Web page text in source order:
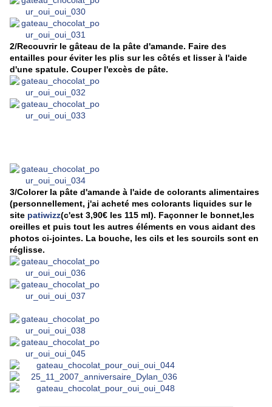
2/Recouvrir le gâteau de la pâte d'amande. Faire des
entailles pour éviter les plis sur les côtés et lisser à l'aide
d'une spatule. Couper l'excès de pâte.
3/Colorer la pâte d'amande à l'aide de colorants alimentaires
(personnellement, j'ai acheté mes colorants liquides sur le
site patiwizz(c'est 3,90€ les 115 ml). Façonner le bonnet,les
oreilles et puis tout les autres éléments en vous aidant des
photos ci-jointes. La bouche, les cils et les sourcils sont en
réglisse.